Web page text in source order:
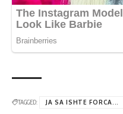
TAGGED: JA SA ISHTE FORCA...